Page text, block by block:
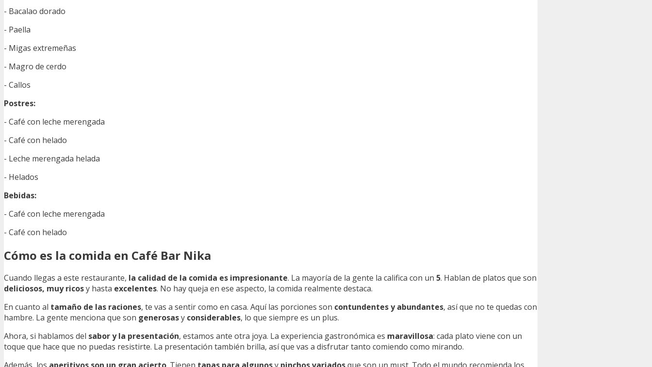
- Bacalao dorado
- Paella
- Migas extremeñas
- Magro de cerdo
- Callos
Postres:
- Café con leche merengada
- Café con helado
- Leche merengada helada
- Helados
Bebidas:
- Café con leche merengada
- Café con helado
Cómo es la comida en Café Bar Nika
Cuando llegas a este restaurante, la calidad de la comida es impresionante. La mayoría de la gente la califica con un 5. Hablan de platos que son
deliciosos, muy ricosy hasta excelentes. No hay queja en ese aspecto, la comida realmente destaca.
En cuanto al tamaño de las raciones, te vas a sentir como en casa. Aquí las porciones son contundentes y abundantes, así que no te quedas con
hambre. La gente menciona que son generosasy considerables, lo que siempre es un plus.
Ahora, si hablamos del sabor y la presentación, estamos ante otra joya. La experiencia gastronómica es maravillosa: cada plato viene con un
toque que hace que no puedas resistirte. La presentación también brilla, así que vas a disfrutar tanto comiendo como mirando.